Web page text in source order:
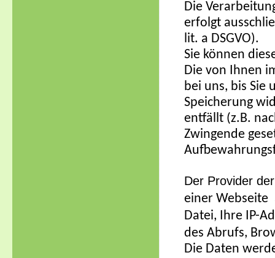
Die
erfolgt
lit. a DSGVO).
Sie können
Die von Ihnen
bei uns, bis Sie
Speicherung
entfällt (z.B.
Zwingende
Der Provider
einer Webseite
Datei, Ihre IP-
des Abrufs,
Die Daten